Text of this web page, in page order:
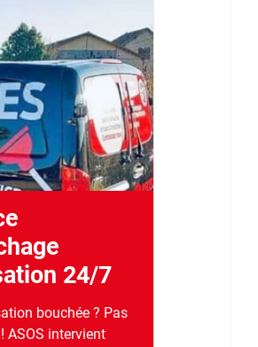
24/7
bouchée ? Pas
ASOS intervient